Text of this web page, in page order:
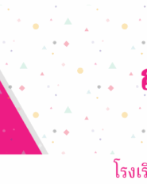
อร์นี้ สำหรับการแสดงคว